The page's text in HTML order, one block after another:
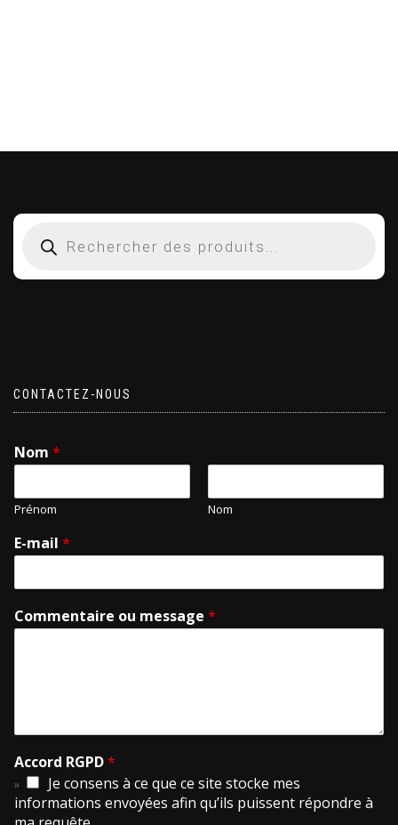
CONTACTEZ-NOUS
Nom *
Prénom Nom
E-mail *
Commentaire ou message *
Accord RGPD*
Je consens à ce que ce site stocke mes
informations envoyées afin qu’ils puissent répondre à